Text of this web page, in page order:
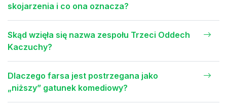
skojarzenia i co ona oznacza?
Skąd wzięła się nazwa zespołu Trzeci Oddech
Kaczuchy?
Dlaczego farsa jest postrzegana jako
„niższy” gatunek komediowy?